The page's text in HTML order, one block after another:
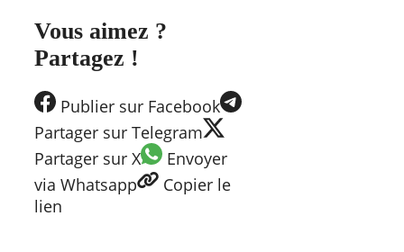
Vous aimez ?
Partagez !
Publier sur Facebook
Partager sur Telegram
Partager sur X
Envoyer
via Whatsapp
Copier le
lien